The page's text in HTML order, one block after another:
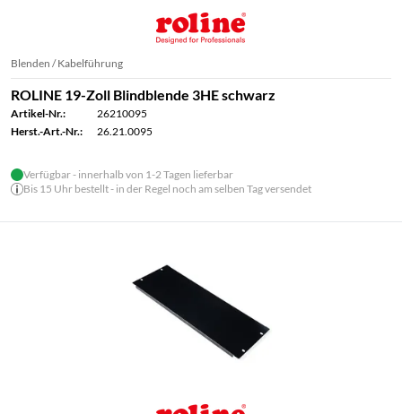
Blenden / Kabelführung
ROLINE 19-Zoll Blindblende 3HE schwarz
Artikel-Nr.:
26210095
Herst.-Art.-Nr.:
26.21.0095
Verfügbar - innerhalb von 1-2 Tagen lieferbar
Bis 15 Uhr bestellt - in der Regel noch am selben Tag versendet